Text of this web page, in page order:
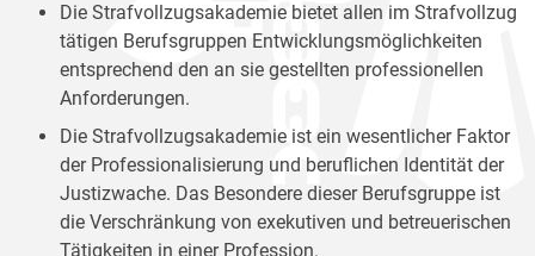
Die Strafvollzugsakademie bietet allen im Strafvollzug
tätigen Berufsgruppen Entwicklungsmöglichkeiten
entsprechend den an sie gestellten professionellen
Anforderungen.
Die Strafvollzugsakademie ist ein wesentlicher Faktor
der Professionalisierung und beruflichen Identität der
Justizwache. Das Besondere dieser Berufsgruppe ist
die Verschränkung von exekutiven und betreuerischen
Tätigkeiten in einer Profession.